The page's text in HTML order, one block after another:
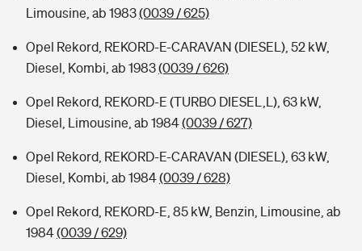
Limousine, ab 1983(0039 / 625)
Opel Rekord, REKORD-E-CARAVAN (DIESEL), 52 kW,
Diesel, Kombi, ab 1983(0039 / 626)
Opel Rekord, REKORD-E (TURBO DIESEL,L), 63 kW,
Diesel, Limousine, ab 1984(0039 / 627)
Opel Rekord, REKORD-E-CARAVAN (DIESEL), 63 kW,
Diesel, Kombi, ab 1984(0039 / 628)
Opel Rekord, REKORD-E, 85 kW, Benzin, Limousine, ab
1984(0039 / 629)